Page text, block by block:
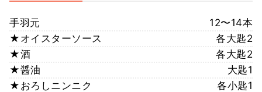
手羽元
12〜14本
★オイスターソース
各大匙2
★酒
各大匙2
★醤油
大匙1
★おろしニンニク
各小匙1